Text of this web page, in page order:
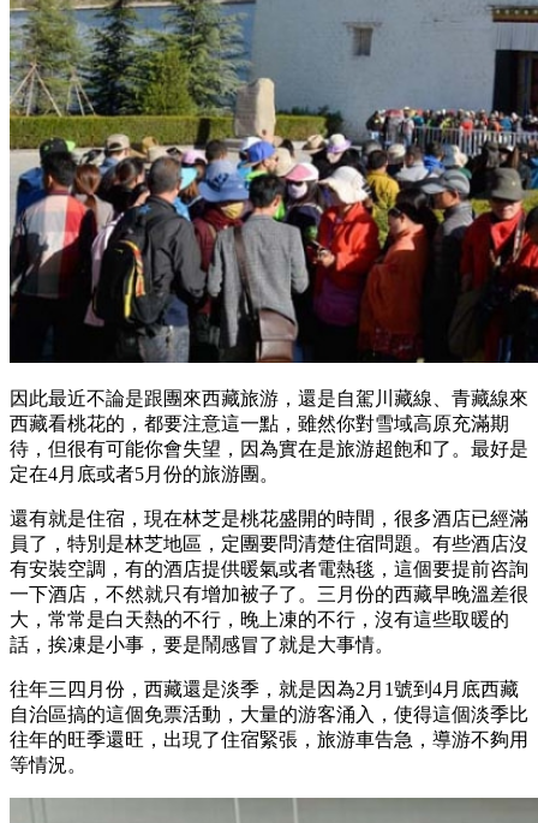
因此最近不論是跟團來西藏旅游，還是自駕川藏線、青藏線來
西藏看桃花的，都要注意這一點，雖然你對雪域高原充滿期
待，但很有可能你會失望，因為實在是旅游超飽和了。最好是
定在4月底或者5月份的旅游團。
還有就是住宿，現在林芝是桃花盛開的時間，很多酒店已經滿
員了，特別是林芝地區，定團要問清楚住宿問題。有些酒店沒
有安裝空調，有的酒店提供暖氣或者電熱毯，這個要提前咨詢
一下酒店，不然就只有增加被子了。三月份的西藏早晚溫差很
大，常常是白天熱的不行，晚上凍的不行，沒有這些取暖的
話，挨凍是小事，要是鬧感冒了就是大事情。
往年三四月份，西藏還是淡季，就是因為2月1號到4月底西藏
自治區搞的這個免票活動，大量的游客涌入，使得這個淡季比
往年的旺季還旺，出現了住宿緊張，旅游車告急，導游不夠用
等情況。